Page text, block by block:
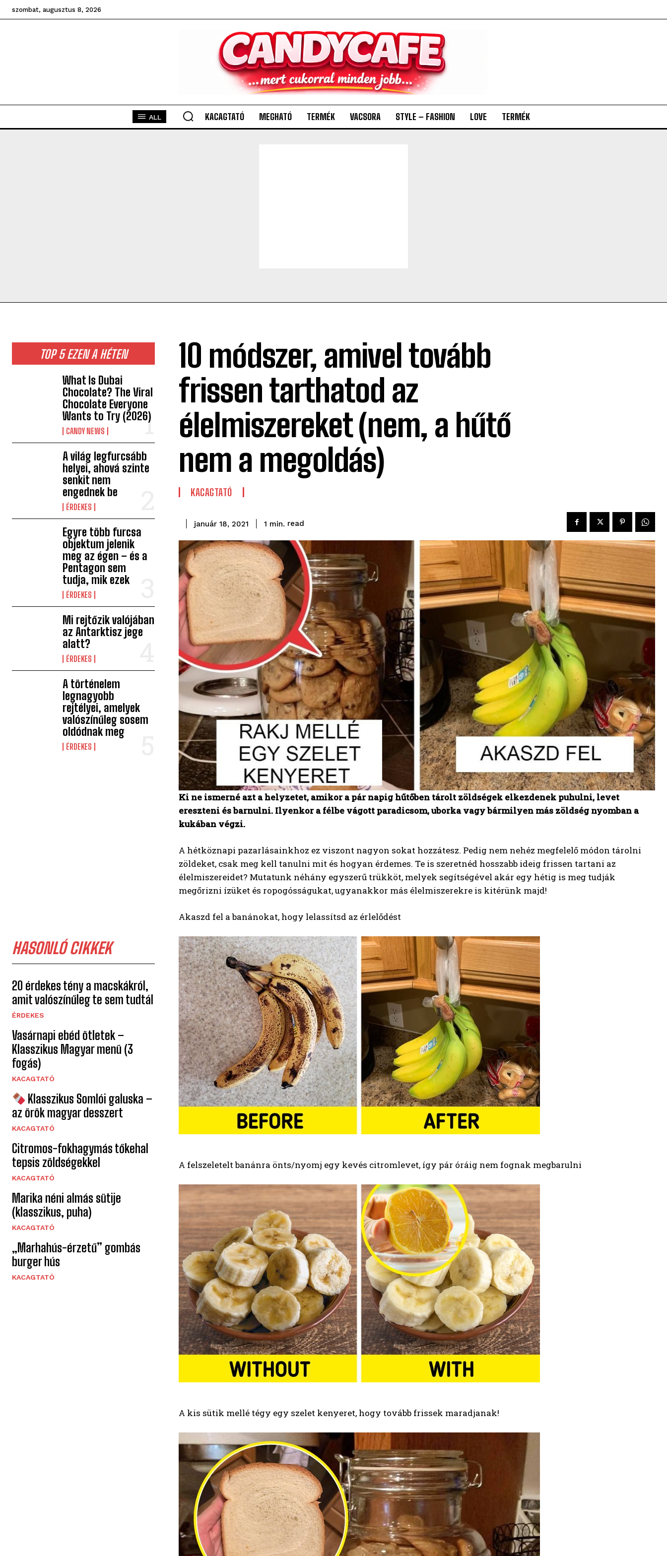
szombat, augusztus 8, 2026
ALL KACAGTATÓ MEGHATÓ TERMÉK VACSORA STYLE – FASHION LOVE TERMÉK
TOP 5 EZEN A HÉTEN
What Is Dubai
Chocolate? The Viral
Chocolate Everyone
Wants to Try (2026)
CANDY NEWS
A világ legfurcsább
helyei, ahová szinte
senkit nem
engednek be
ÉRDEKES
Egyre több furcsa
objektum jelenik
meg az égen – és a
Pentagon sem
tudja, mik ezek
ÉRDEKES
Mi rejtőzik valójában
az Antarktisz jege
alatt?
ÉRDEKES
A történelem
legnagyobb
rejtélyei, amelyek
valószínűleg sosem
oldódnak meg
ÉRDEKES
HASONLÓ CIKKEK
20 érdekes tény a macskákról,
amit valószínűleg te sem tudtál
ÉRDEKES
Vasárnapi ebéd ötletek –
Klasszikus Magyar menü (3
fogás)
KACAGTATÓ
Klasszikus Somlói galuska –
az örök magyar desszert
KACAGTATÓ
Citromos-fokhagymás tőkehal
tepsis zöldségekkel
KACAGTATÓ
Marika néni almás sütije
(klasszikus, puha)
KACAGTATÓ
„Marhahús-érzetű” gombás
burger hús
KACAGTATÓ
10 módszer, amivel tovább
frissen tarthatod az
élelmiszereket (nem, a hűtő
nem a megoldás)
KACAGTATÓ
január 18, 2021 1 min. read
Ki ne ismerné azt a helyzetet, amikor a pár napig hűtőben tárolt zöldségek elkezdenek puhulni, levet
ereszteni és barnulni. Ilyenkor a félbe vágott paradicsom, uborka vagy bármilyen más zöldség nyomban a
kukában végzi.
A hétköznapi pazarlásainkhoz ez viszont nagyon sokat hozzátesz. Pedig nem nehéz megfelelő módon tárolni
zöldeket, csak meg kell tanulni mit és hogyan érdemes. Te is szeretnéd hosszabb ideig frissen tartani az
élelmiszereidet? Mutatunk néhány egyszerű trükköt, melyek segítségével akár egy hétig is meg tudják
megőrizni ízüket és ropogósságukat, ugyanakkor más élelmiszerekre is kitérünk majd!
Akaszd fel a banánokat, hogy lelassítsd az érlelődést
A felszeletelt banánra önts/nyomj egy kevés citromlevet, így pár óráig nem fognak megbarulni
A kis sütik mellé tégy egy szelet kenyeret, hogy tovább frissek maradjanak!